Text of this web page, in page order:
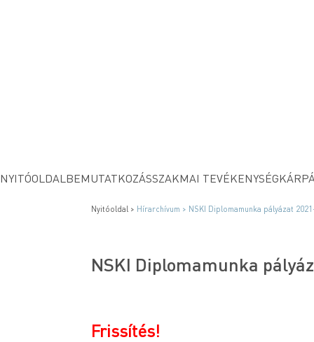
NYITÓOLDAL BEMUTATKOZÁSSZAKMAI TEVÉKENYSÉG
Nyitóoldal > Hírarchívum > NSKI Diplomamunka pályázat
NSKI Diplomamunka
Frissítés!